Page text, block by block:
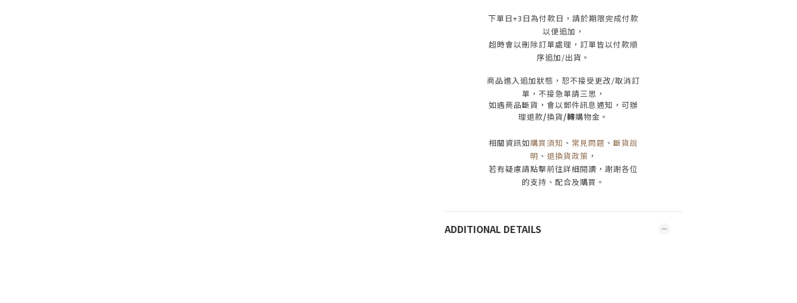
下單日+3 日為付款日，請於期限完成付款
以便追加，
超時會以刪除訂單處理，訂單皆以付款順
序追加/出貨 。
商品進入追加狀態，恕不接受更改/取消訂
單， 不接急單請三思 ，
如遇商品斷貨，會以郵件訊息通知，可辦
理退款/換貨/轉購物金。
相關資訊如購買須知 、 常見問題 、 斷貨說
明 、 退換貨政策 ，
若有疑慮請點擊前往詳細閱讀，謝謝各位
的支持、配合及購買 。
ADDITIONAL DETAILS